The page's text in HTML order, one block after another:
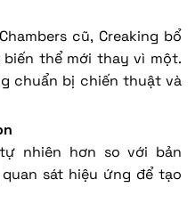
cũ, Creaking bổ
biến thể mới thay vì một.
chuẩn bị chiến thuật và
nhiên hơn so với bản
sát hiệu ứng để tạo